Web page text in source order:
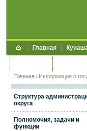
Главная
Главная / Информация о
Структура
округа
Полномочия, задачи и
функции